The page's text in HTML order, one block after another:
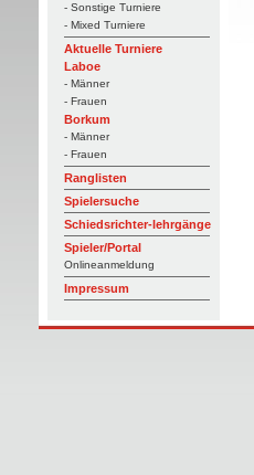
- Sonstige Turniere
- Mixed Turniere
Aktuelle Turniere
Laboe
- Männer
- Frauen
Borkum
- Männer
- Frauen
Ranglisten
Spielersuche
Schiedsrichter-lehrgänge
Spieler/Portal
Onlineanmeldung
Impressum